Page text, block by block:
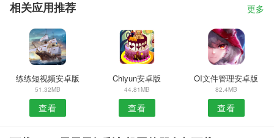
相关应用推荐 更多
练练短视频安卓版
51.32MB
查看
Chiyun安卓版
44.81MB
查看
OI文件管理安卓版
82.4MB
查看